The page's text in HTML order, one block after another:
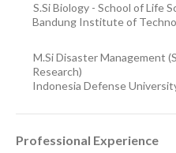
S.Si Biology - School of Life
Bandung Institute of
M.Si Disaster Management
Research)
Indonesia Defense
Professional Experience